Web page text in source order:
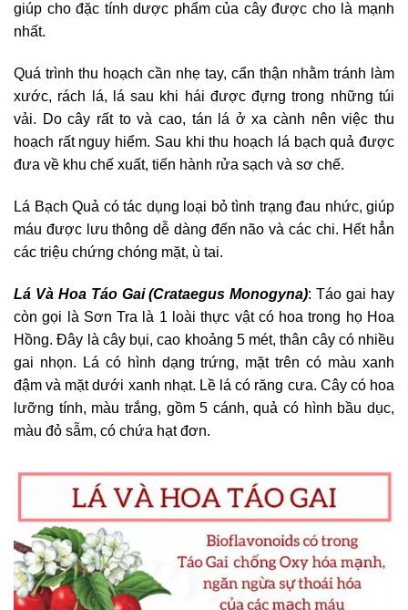
giúp cho đặc tính dược phẩm của cây được cho là mạnh
nhất.
Quá trình thu hoạch cần nhẹ tay, cẩn thận nhằm tránh làm
xước, rách lá, lá sau khi hái được đựng trong những túi
vải. Do cây rất to và cao, tán lá ở xa cành nên việc thu
hoạch rất nguy hiểm. Sau khi thu hoạch lá bạch quả được
đưa về khu chế xuất, tiến hành rửa sạch và sơ chế.
Lá Bạch Quả có tác dụng loại bỏ tình trạng đau nhức, giúp
máu được lưu thông dễ dàng đến não và các chi. Hết hẳn
các triệu chứng chóng mặt, ù tai.
Lá Và Hoa Táo Gai (Crataegus Monogyna): Táo gai hay
còn gọi là Sơn Tra là 1 loài thực vật có hoa trong họ Hoa
Hồng. Đây là cây bụi, cao khoảng 5 mét, thân cây có nhiều
gai nhọn. Lá có hình dạng trứng, mặt trên có màu xanh
đậm và mặt dưới xanh nhạt. Lề lá có răng cưa. Cây có hoa
lưỡng tính, màu trắng, gồm 5 cánh, quả có hình bầu dục,
màu đỏ sẫm, có chứa hạt đơn.